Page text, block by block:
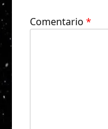
Comentario *